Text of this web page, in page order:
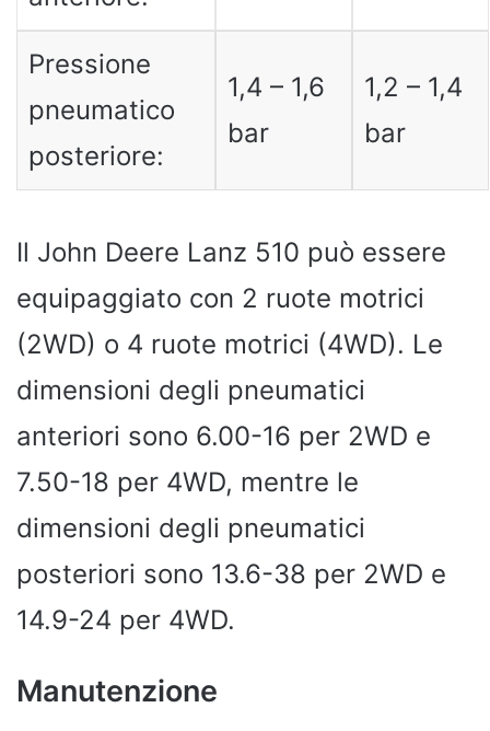
Pressione
pneumatico
posteriore:
1,4 – 1,6
bar
1,2 – 1,4
bar
Il John Deere Lanz 510 può essere
equipaggiato con 2 ruote motrici
(2WD) o 4 ruote motrici (4WD). Le
dimensioni degli pneumatici
anteriori sono 6.00-16 per 2WD e
7.50-18 per 4WD, mentre le
dimensioni degli pneumatici
posteriori sono 13.6-38 per 2WD e
14.9-24 per 4WD.
Manutenzione